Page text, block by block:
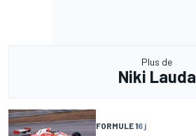
Plus de
Niki Lauda
FORMULE 16 j